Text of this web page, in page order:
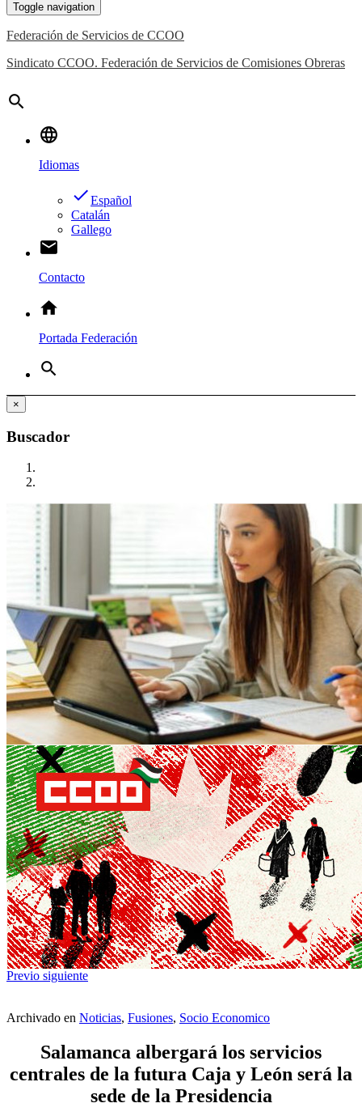
Toggle navigation
Federación de Servicios de CCOO
Sindicato CCOO. Federación de Servicios de Comisiones Obreras
search
language
Idiomas
doneEspañol
Catalán
Gallego
email
Contacto
home
Portada Federación
search
×
Buscador
Previo siguiente
Archivado en Noticias, Fusiones, Socio Economico
Salamanca albergará los servicios
centrales de la futura Caja y León será la
sede de la Presidencia